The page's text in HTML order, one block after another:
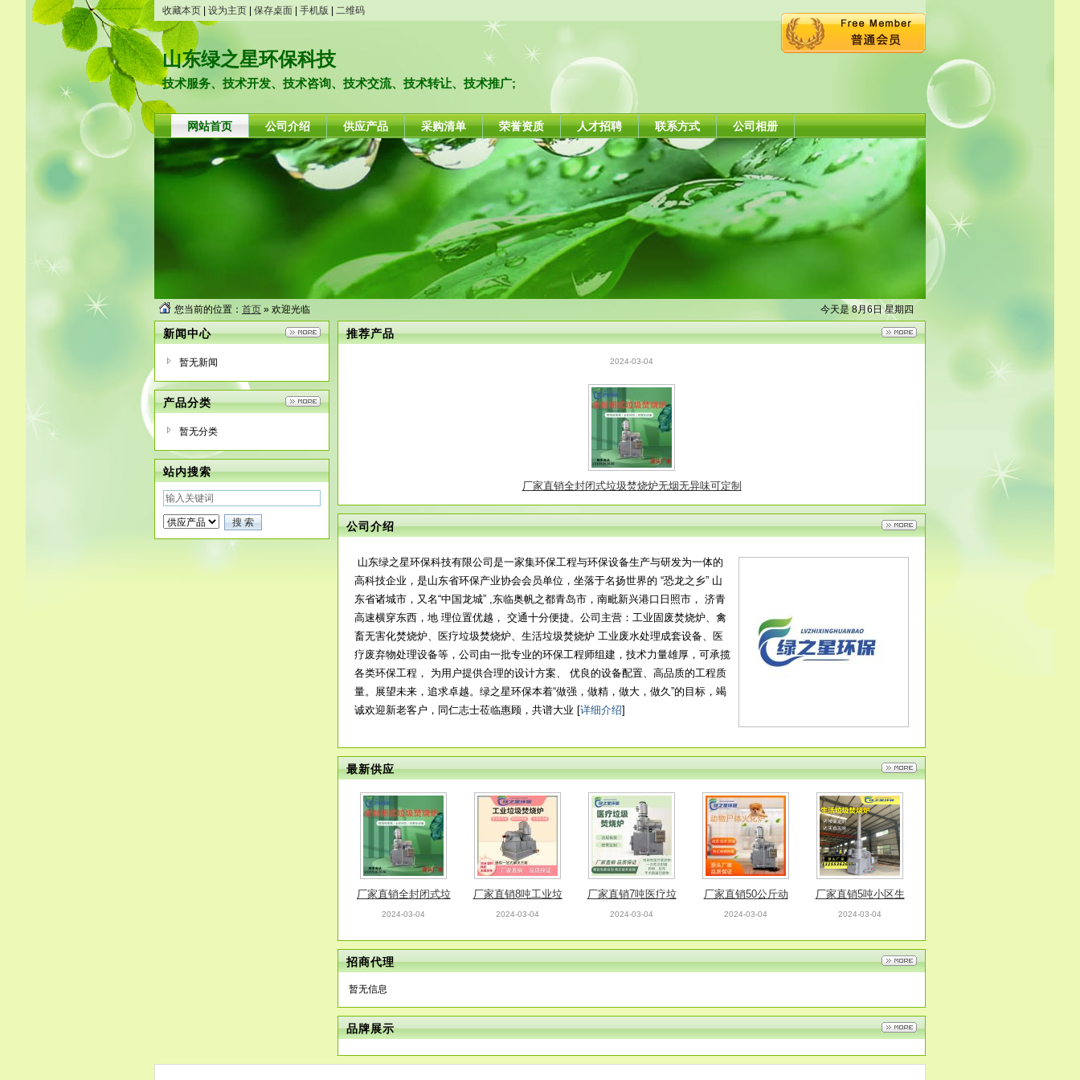
收藏本页 设为主页 保存桌面 手机版 二维码
山东绿之星环保科技
技术服务、技术开发、技术咨询、技术交流、技术转让、技术推广;
网站首页 公司介绍 供应产品 采购清单 荣誉资质 人才招聘 联系方式 公司相册
今天是 8月6日 星期四
您当前的位置： 首页 » 欢迎光临
新闻中心
暂无新闻
产品分类
暂无分类
站内搜索
推荐产品
厂家直销全封闭式垃圾焚烧炉无烟无异味可定制
2024-03-04
公司介绍
山东绿之星环保科技有限公司是一家集环保工程与环保设备生产与研发为一体的
高科技企业，是山东省环保产业协会会员单位，坐落于名扬世界的 “恐龙之乡” 山
东省诸城市，又名“中国龙城” ,东临奥帆之都青岛市，南毗新兴港口日照市， 济青
高速横穿东西，地 理位置优越， 交通十分便捷。公司主营：工业固废焚烧炉、禽
畜无害化焚烧炉、医疗垃圾焚烧炉、生活垃圾焚烧炉 工业废水处理成套设备、医
疗废弃物处理设备等，公司由一批专业的环保工程师组建，技术力量雄厚，可承揽
各类环保工程， 为用户提供合理的设计方案、 优良的设备配置、高品质的工程质
量。展望未来，追求卓越。绿之星环保本着“做强，做精，做大，做久”的目标，竭
诚欢迎新老客户，同仁志士莅临惠顾，共谱大业 [详细介绍]
最新供应
厂家直销全封闭式垃
圾焚烧炉无烟无异味
2024-03-04
厂家直销8吨工业垃
圾焚烧炉 无色无味
2024-03-04
厂家直销7吨医疗垃
圾焚烧炉 无色无味
2024-03-04
厂家直销50公斤动
物火化炉 燃烧效率
2024-03-04
厂家直销5吨小区生
活垃圾焚烧炉设备
2024-03-04
招商代理
暂无信息
品牌展示